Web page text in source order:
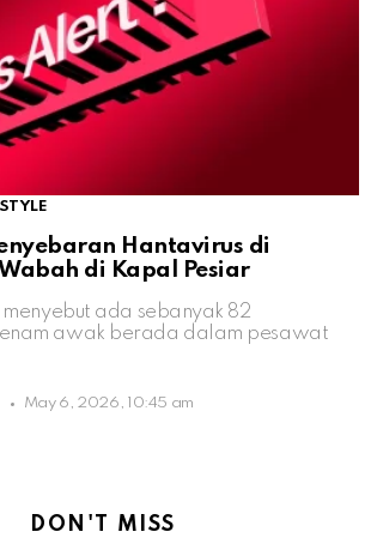
Hantavirus di
di Kapal Pesiar
ada sebanyak 82
awak berada dalam pesawat
May 6, 2026, 10:45 am
DON'T MISS